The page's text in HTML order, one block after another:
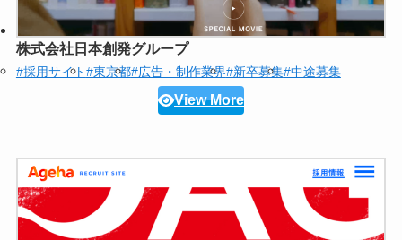
株式会社日本創発グループ
#採用サイト#東京都#広告・制作業界#新卒募集#中途募集
View More